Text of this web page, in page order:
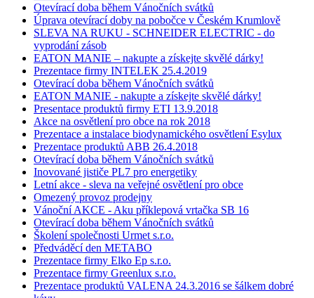
Otevírací doba během Vánočních svátků
Úprava otevírací doby na pobočce v Českém Krumlově
SLEVA NA RUKU - SCHNEIDER ELECTRIC - do
vyprodání zásob
EATON MANIE – nakupte a získejte skvělé dárky!
Prezentace firmy INTELEK 25.4.2019
Otevírací doba během Vánočních svátků
EATON MANIE - nakupte a získejte skvělé dárky!
Presentace produktů firmy ETI 13.9.2018
Akce na osvětlení pro obce na rok 2018
Prezentace a instalace biodynamického osvětlení Esylux
Prezentace produktů ABB 26.4.2018
Otevírací doba během Vánočních svátků
Inovované jističe PL7 pro energetiky
Letní akce - sleva na veřejné osvětlení pro obce
Omezený provoz prodejny
Vánoční AKCE - Aku příklepová vrtačka SB 16
Otevírací doba během Vánočních svátků
Školení společnosti Urmet s.r.o.
Předváděcí den METABO
Prezentace firmy Elko Ep s.r.o.
Prezentace firmy Greenlux s.r.o.
Prezentace produktů VALENA 24.3.2016 se šálkem dobré